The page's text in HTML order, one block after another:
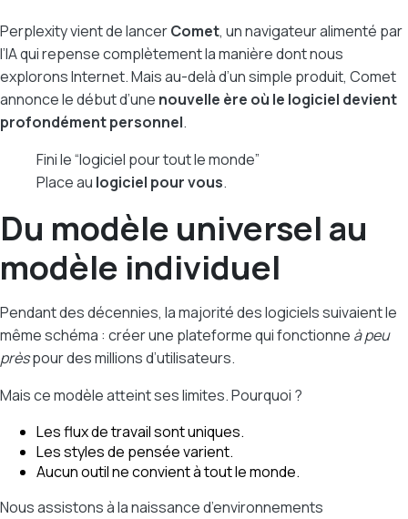
Perplexity vient de lancerComet, un navigateur alimenté par
l’IA qui repense complètement la manière dont nous
explorons Internet. Mais au-delà d’un simple produit, Comet
annonce le début d’une nouvelle ère où le logiciel devient
profondément personnel.
Fini le “logiciel pour tout le monde”
Place au logiciel pour vous.
Du modèle universel au
modèle individuel
Pendant des décennies, la majorité des logiciels suivaient le
même schéma : créer une plateforme qui fonctionne à peu
prèspour des millions d’utilisateurs.
Mais ce modèle atteint ses limites. Pourquoi ?
Les flux de travail sont uniques.
Les styles de pensée varient.
Aucun outil ne convient à tout le monde.
Nous assistons à la naissance d’environnements